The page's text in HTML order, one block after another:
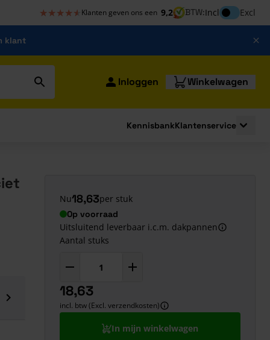
★★★★★
★★★★★ Klanten geven ons een 9,2 BTW:InclInclusief btw
Excl
klant
Inloggen Winkelwagen
for Bouwshop
KennisbankKlantenservice
Nu18,63per stuk
Op voorraad
Uitsluitend leverbaar i.c.m. dakpannen
Aantal stuks
18,63
incl. btw (Excl. verzendkosten)
In mijn winkelwagen